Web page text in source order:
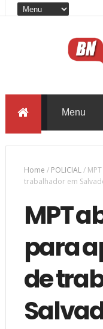
Home / POLICIAL/
trabalhador em
MPT
para
de